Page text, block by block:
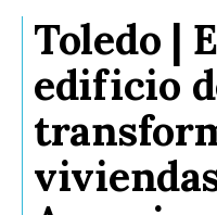
Toledo |
edificio